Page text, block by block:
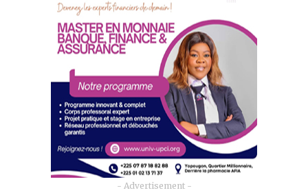
- Advertisement -